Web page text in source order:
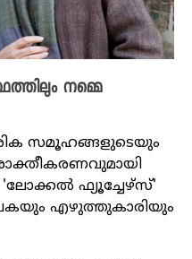
നമ്മെ
സമൂഹങ്ങളുടെയും
'ലോക്കൽ ഫ്യൂച്ചേഴ്സ്'
എഴുത്തുകാരിയും